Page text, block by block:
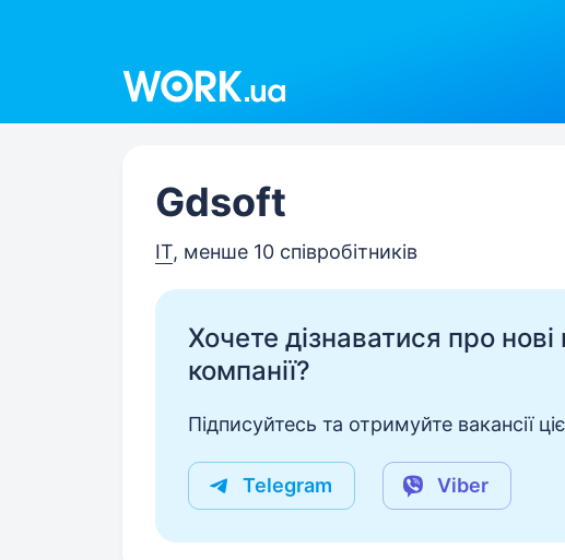
Gdsoft
IT, менше 10 співробітників
Хочете дізнаватися про нові
компанії?
Підписуйтесь та отримуйте вакансії
Telegram Viber